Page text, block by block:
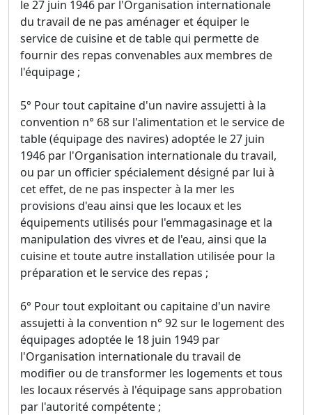
le 27 juin 1946 par l'Organisation internationale
du travail de ne pas aménager et équiper le
service de cuisine et de table qui permette de
fournir des repas convenables aux membres de
l'équipage ;
5° Pour tout capitaine d'un navire assujetti à la
convention n° 68 sur l'alimentation et le service de
table (équipage des navires) adoptée le 27 juin
1946 par l'Organisation internationale du travail,
ou par un officier spécialement désigné par lui à
cet effet, de ne pas inspecter à la mer les
provisions d'eau ainsi que les locaux et les
équipements utilisés pour l'emmagasinage et la
manipulation des vivres et de l'eau, ainsi que la
cuisine et toute autre installation utilisée pour la
préparation et le service des repas ;
6° Pour tout exploitant ou capitaine d'un navire
assujetti à la convention n° 92 sur le logement des
équipages adoptée le 18 juin 1949 par
l'Organisation internationale du travail de
modifier ou de transformer les logements et tous
les locaux réservés à l'équipage sans approbation
par l'autorité compétente ;